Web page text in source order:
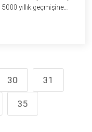
yıllık geçmişine
Komik olacak ama
30 31
35